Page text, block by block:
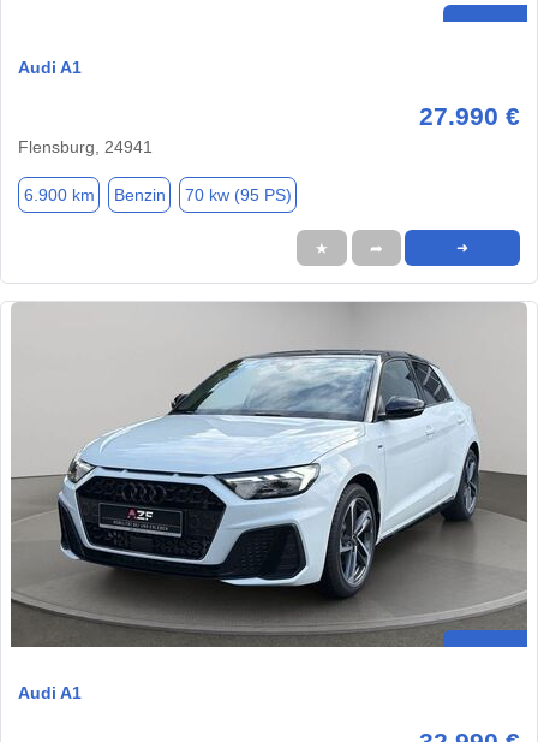
Audi A1
27.990 €
Flensburg, 24941
6.900 km Benzin 70 kw (95 PS)
★ ➦ ➜
Audi A1